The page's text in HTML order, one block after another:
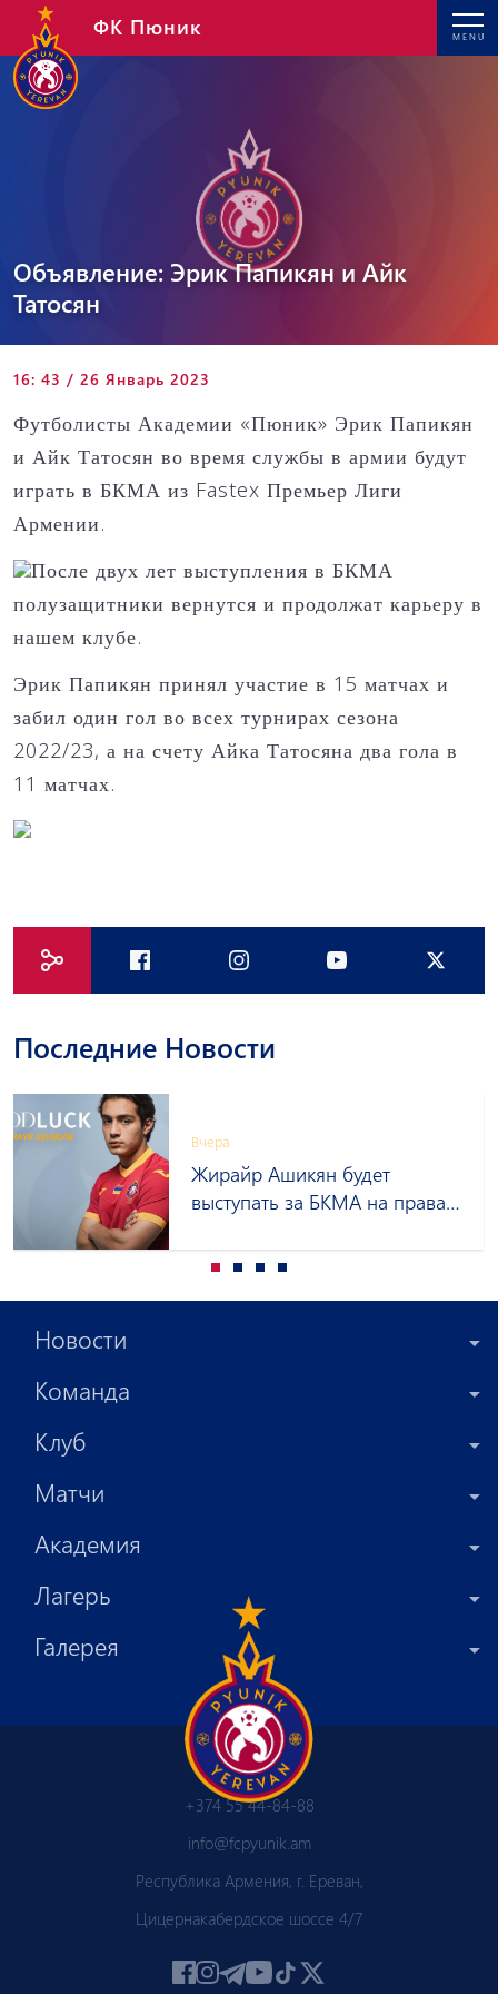
MENU
ФК Пюник
Объявление: Эрик Папикян и Айк
Татосян
16: 43 / 26 Январь 2023
Футболисты Академии «Пюник» Эрик Папикян
и Айк Татосян во время службы в армии будут
играть в БКМА из Fastex Премьер Лиги
Армении.
После двух лет выступления в БКМА
полузащитники вернутся и продолжат карьеру в
нашем клубе.
Эрик Папикян принял участие в 15 матчах и
забил один гол во всех турнирах сезона
2022/23, а на счету Айка Татосяна два гола в
11 матчах.
Последние Новости
Вчера
Жирайр Ашикян будет
выступать за БКМА на правах
Новости
Команда
Клуб
Матчи
Академия
Лагерь
Галерея
+374 55 44-84-88
info@fcpyunik.am
Республика Армения, г. Ереван,
Цицернакабердское шоссе 4/7